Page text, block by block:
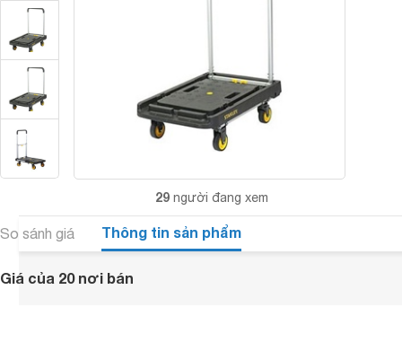
29 người đang xem
So sánh giá Thông tin sản phẩm
Giá của 20 nơi bán